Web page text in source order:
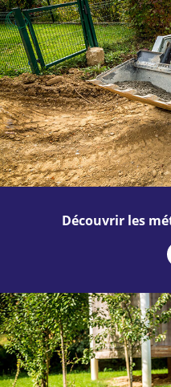
Découvrir les